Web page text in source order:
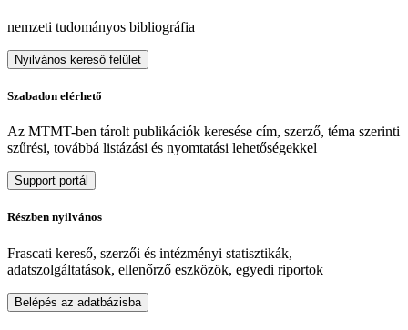
nemzeti tudományos bibliográfia
Nyilvános kereső felület
Szabadon elérhető
Az MTMT-ben tárolt publikációk keresése cím, szerző, téma szerinti
szűrési, továbbá listázási és nyomtatási lehetőségekkel
Support portál
Részben nyilvános
Frascati kereső, szerzői és intézményi statisztikák,
adatszolgáltatások, ellenőrző eszközök, egyedi riportok
Belépés az adatbázisba